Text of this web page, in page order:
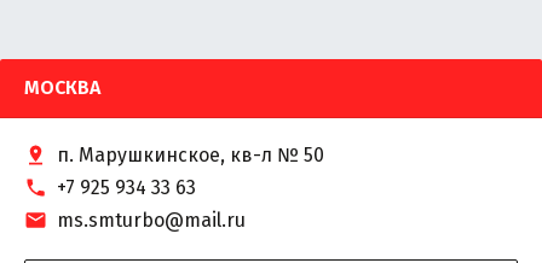
МОСКВА
п. Марушкинское, кв-л № 50
+7 925 934 33 63
ms.smturbo@mail.ru